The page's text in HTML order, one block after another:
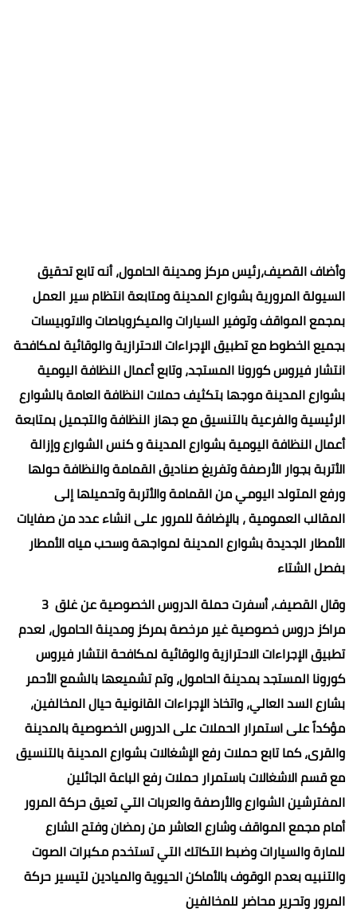
وأضاف القصيف،رئيس مركز ومدينة الحامول، أنه تابع تحقيق
السيولة المرورية بشوارع المدينة ومتابعة انتظام سير العمل
بمجمع المواقف وتوفير السيارات والميكروباصات والاتوبيسات
بجميع الخطوط مع تطبيق الإجراءات الاحترازية والوقائية لمكافحة
انتشار فيروس كورونا المستجد، وتابع أعمال النظافة اليومية
بشوارع المدينة موجها بتكثيف حملات النظافة العامة بالشوارع
الرئيسية والفرعية بالتنسيق مع جهاز النظافة والتجميل بمتابعة
أعمال النظافة اليومية بشوارع المدينة و كنس الشوارع وإزالة
الأتربة بجوار الأرصفة وتفريغ صناديق القمامة والنظافة حولها
ورفع المتولد اليومي من القمامة والأتربة وتحميلها إلى
المقالب العمومية ، بالإضافة للمرور على انشاء عدد من صفايات
الأمطار الجديدة بشوارع المدينة لمواجهة وسحب مياه الأمطار
بفصل الشتاء
وقال القصيف، أسفرت حملة الدروس الخصوصية عن غلق 3
مراكز دروس خصوصية غير مرخصة بمركز ومدينة الحامول، لعدم
تطبيق الإجراءات الاحترازية والوقائية لمكافحة انتشار فيروس
كورونا المستجد بمدينة الحامول، وتم تشميعها بالشمع الأحمر
بشارع السد العالي، واتخاذ الإجراءات القانونية حيال المخالفين،
مؤكداً على استمرار الحملات على الدروس الخصوصية بالمدينة
والقرى، كما تابع حملات رفع الإشغالات بشوارع المدينة بالتنسيق
مع قسم الاشغالات باستمرار حملات رفع الباعة الجائلين
المفترشين الشوارع والأرصفة والعربات التي تعيق حركة المرور
أمام مجمع المواقف وشارع العاشر من رمضان وفتح الشارع
للمارة والسيارات وضبط التكاتك التي تستخدم مكبرات الصوت
والتنبيه بعدم الوقوف بالأماكن الحيوية والميادين لتيسير حركة
المرور وتحرير محاضر للمخالفين